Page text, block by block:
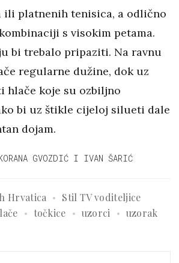
ili platnenih tenisica, a odlično
s visokim petama.
bi trebalo pripaziti. Na ravnu
regularne dužine, dok uz
hlače koje su ozbiljno
bi uz štikle cijeloj silueti dale
dojam.
GVOZDIĆ I IVAN ŠARIĆ
Hrvatica
Stil TV voditeljice
točkice uzorci uzorak